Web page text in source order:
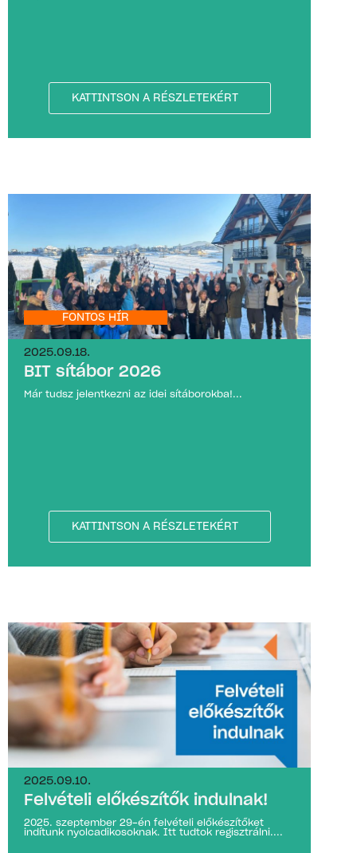
KATTINTSON A RÉSZLETEKÉRT
2025.09.18.
FONTOS HÍR
BIT sítábor 2026
Már tudsz jelentkezni az idei sítáborokba!...
KATTINTSON A RÉSZLETEKÉRT
2025.09.10.
Felvételi előkészítők indulnak!
2025. szeptember 29-én felvételi előkészítőket
indítunk nyolcadikosoknak. Itt tudtok regisztrálni....